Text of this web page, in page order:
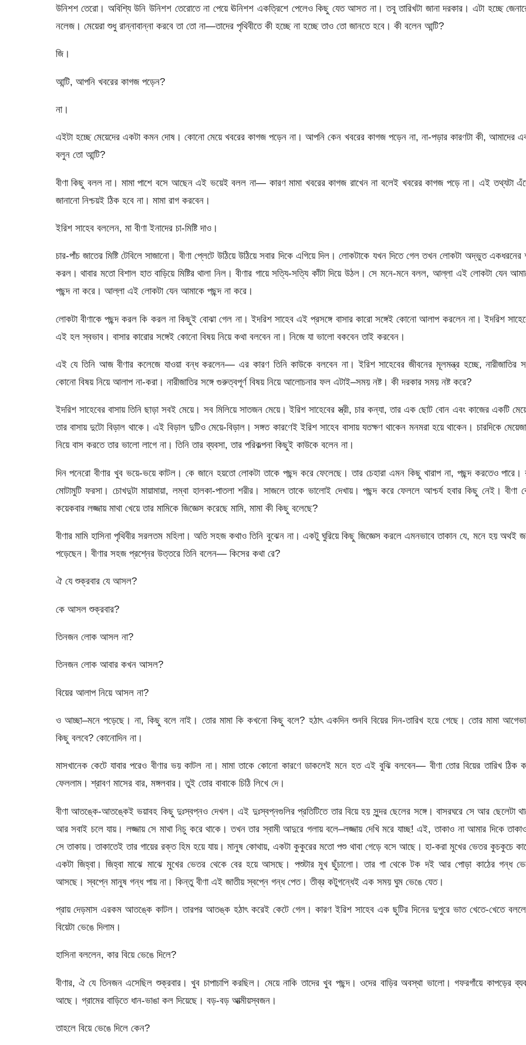
উনিশশ তেরো। অবিশ্যি উনি উনিশশ তেরোতে না পেয়ে ঊনিশশ একত্রিশে পেলেও কিছু যেত আসত না। তবু তারিখটা জানা দরকার। এটা হচ্ছে
নলেজ। মেয়েরা শুধু রান্নাবান্না করবে তা তো না—তাদের পৃথিবীতে কী হচ্ছে না হচ্ছে তাও তো জানতে হবে। কী বলেন আন্টি?
জি।
আন্টি, আপনি খবরের কাগজ পড়েন?
না।
এইটা হচ্ছে মেয়েদের একটা কমন দোষ। কোনো মেয়ে খবরের কাগজ পড়েন না। আপনি কেন খবরের কাগজ পড়েন না, না-পড়ার কারণটা কী, আমাদের
বলুন তো আন্টি?
বীণা কিছু বলল না। মামা পাশে বসে আছেন এই ভয়েই বলল না— কারণ মামা খবরের কাগজ রাখেন না বলেই খবরের কাগজ পড়ে না। এই তথ্যটা
জানানো নিশ্চয়ই ঠিক হবে না। মামা রাগ করবেন।
ইরিশ সাহেব বললেন, মা বীণা ইনাদের চা-মিষ্টি দাও।
চার-পাঁচ জাতের মিষ্টি টেবিলে সাজানো। বীণা প্লেটে উঠিয়ে উঠিয়ে সবার দিকে এগিয়ে দিল। লোকটাকে যখন দিতে গেল তখন লোকটা অদ্ভুত একধরনের
করল। থাবার মতো বিশাল হাত বাড়িয়ে মিষ্টির থালা নিল। বীণার গায়ে সত্যি-সত্যি কাঁটা দিয়ে উঠল। সে মনে-মনে বলল, আল্লা এই লোকটা যেন
পছন্দ না করে। আল্লা এই লোকটা যেন আমাকে পছন্দ না করে।
লোকটা বীণাকে পছন্দ করল কি করল না কিছুই বোঝা গেল না। ইদরিশ সাহেব এই প্রসঙ্গে বাসার কারো সঙ্গেই কোনো আলাপ করলেন না। ইদরিশ
এই হল স্বভাব। বাসার কারোর সঙ্গেই কোনো বিষয় নিয়ে কথা বলবেন না। নিজে যা ভালো বকবেন তাই করবেন।
এই যে তিনি আজ বীণার কলেজে যাওয়া বন্ধ করলেন— এর কারণ তিনি কাউকে বলবেন না। ইরিশ সাহেবের জীবনের মূলমন্ত্র হচ্ছে, নারীজাতির
কোনো বিষয় নিয়ে আলাপ না-করা। নারীজাতির সঙ্গে গুরুত্বপূর্ণ বিষয় নিয়ে আলোচনার ফল এটাই–সময় নষ্ট। কী দরকার সময় নষ্ট করে?
ইদরিশ সাহেবের বাসায় তিনি ছাড়া সবই মেয়ে। সব মিলিয়ে সাতজন মেয়ে। ইরিশ সাহেবের স্ত্রী, চার কন্যা, তার এক ছোট বোন এবং কাজের একটি
তার বাসায় দুটো বিড়াল থাকে। এই বিড়াল দুটিও মেয়ে-বিড়াল। সঙ্গত কারণেই ইরিশ সাহেব বাসায় যতক্ষণ থাকেন মনমরা হয়ে থাকেন। চারদিকে
নিয়ে বাস করতে তার ভালো লাগে না। তিনি তার ব্যবসা, তার পরিকল্পনা কিছুই কাউকে বলেন না।
দিন পনেরো বীণার খুব ভয়ে-ভয়ে কাটল। কে জানে হয়তো লোকটা তাকে পছন্দ করে ফেলেছে। তার চেহারা এমন কিছু খারাপ না, পছন্দ করতেও পারে।
মোটামুটি ফরসা। চোখদুটা মায়ামায়া, লম্বা হালকা-পাতলা শরীর। সাজলে তাকে ভালোই দেখায়। পছন্দ করে ফেললে আশ্চর্য হবার কিছু নেই। বীণা
কয়েকবার লজ্জায় মাথা খেয়ে তার মামিকে জিজ্ঞেস করেছে মামি, মামা কী কিছু বলেছে?
বীণার মামি হাসিনা পৃথিবীর সরলতম মহিলা। অতি সহজ কথাও তিনি বুঝেন না। একটু ঘুরিয়ে কিছু জিজ্ঞেস করলে এমনভাবে তাকান যে, মনে হয় অথই
পড়েছেন। বীণার সহজ প্রশ্নের উত্তরে তিনি বলেন— কিসের কথা রে?
ঐ যে শুক্রবার যে আসল?
কে আসল শুক্রবার?
তিনজন লোক আসল না?
তিনজন লোক আবার কখন আসল?
বিয়ের আলাপ নিয়ে আসল না?
ও আচ্ছা–মনে পড়েছে। না, কিছু বলে নাই। তোর মামা কি কখনো কিছু বলে? হঠাৎ একদিন শুনবি বিয়ের দিন-তারিখ হয়ে গেছে। তোর মামা
কিছু বলবে? কোনোদিন না।
মাসখানেক কেটে যাবার পরেও বীণার ভয় কাটল না। মামা তাকে কোনো কারণে ডাকলেই মনে হত এই বুঝি বলবেন— বীণা তোর বিয়ের তারিখ ঠিক
ফেললাম। শ্রাবণ মাসের বার, মঙ্গলবার। তুই তোর বাবাকে চিঠি লিখে দে।
বীণা আতঙ্কে-আতঙ্কেই ভয়াবহ কিছু দুঃস্বপ্নও দেখল। এই দুঃস্বপ্নগুলির প্রতিটিতে তার বিয়ে হয় সুন্দর ছেলের সঙ্গে। বাসরঘরে সে আর ছেলেটা
আর সবাই চলে যায়। লজ্জায় সে মাথা নিচু করে থাকে। তখন তার স্বামী আদুরে গলায় বলে–লজ্জায় দেখি মরে যাচ্ছ! এই, তাকাও না আমার দিকে
সে তাকায়। তাকাতেই তার গায়ের রক্ত হিম হয়ে যায়। মানুষ কোথায়, একটা কুকুরের মতো পশু থাবা গেড়ে বসে আছে। হা-করা মুখের ভেতর কুচকুচে
একটা জিহ্বা। জিহ্বা মাঝে মাঝে মুখের ভেতর থেকে বের হয়ে আসছে। পশুটার মুখ ছুঁচালো। তার গা থেকে টক দই আর পোড়া কাঠের গন্ধ
আসছে। স্বপ্নে মানুষ গন্ধ পায় না। কিন্তু বীণা এই জাতীয় স্বপ্নে গন্ধ পেত। তীব্র কটুগন্ধেই এক সময় ঘুম ভেঙে যেত।
প্রায় দেড়মাস এরকম আতঙ্কে কাটল। তারপর আতঙ্ক হঠাৎ করেই কেটে গেল। কারণ ইরিশ সাহেব এক ছুটির দিনের দুপুরে ভাত খেতে-খেতে
বিয়েটা ভেঙে দিলাম।
হাসিনা বললেন, কার বিয়ে ভেঙে দিলে?
বীণার, ঐ যে তিনজন এসেছিল শুক্রবার। খুব চাপাচাপি করছিল। মেয়ে নাকি তাদের খুব পছন্দ। ওদের বাড়ির অবস্থা ভালো। গফরগাঁয়ে কাপড়ের
আছে। গ্রামের বাড়িতে ধান-ভাঙা কল দিয়েছে। বড়-বড় আত্মীয়স্বজন।
তাহলে বিয়ে ভেঙে দিলে কেন?